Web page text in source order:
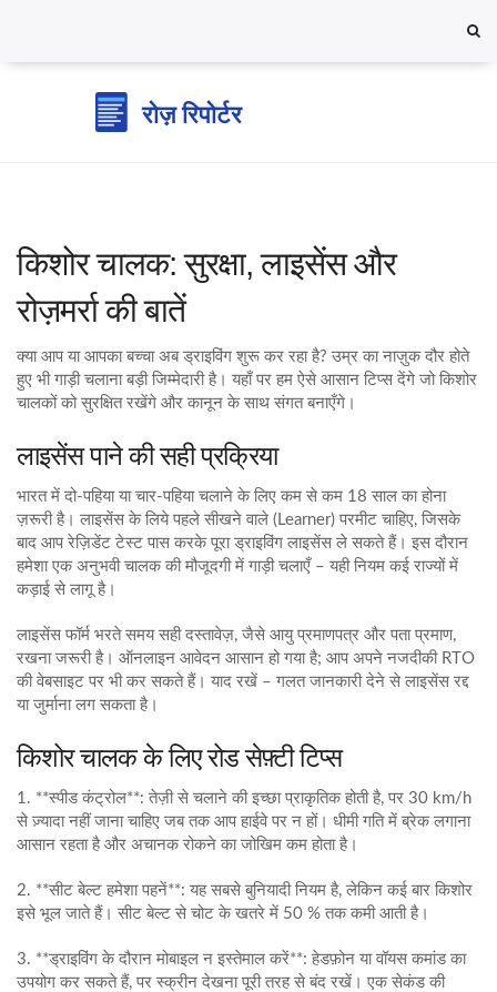
किशोर चालक: सुरक्षा, लाइसेंस और
रोज़मर्रा की बातें
क्या आप या आपका बच्चा अब ड्राइविंग शुरू कर रहा है? उम्र का नाज़ुक दौर होते
हुए भी गाड़ी चलाना बड़ी जिम्मेदारी है। यहाँ पर हम ऐसे आसान टिप्स देंगे जो किशोर
चालकों को सुरक्षित रखेंगे और कानून के साथ संगत बनाएँगे।
लाइसेंस पाने की सही प्रक्रिया
भारत में दो‑पहिया या चार‑पहिया चलाने के लिए कम से कम 18 साल का होना
ज़रूरी है। लाइसेंस के लिये पहले सीखने वाले (Learner) परमीट चाहिए, जिसके
बाद आप रेज़िडेंट टेस्ट पास करके पूरा ड्राइविंग लाइसेंस ले सकते हैं। इस दौरान
हमेशा एक अनुभवी चालक की मौजूदगी में गाड़ी चलाएँ – यही नियम कई राज्यों में
कड़ाई से लागू है।
लाइसेंस फॉर्म भरते समय सही दस्तावेज़, जैसे आयु प्रमाणपत्र और पता प्रमाण,
रखना जरूरी है। ऑनलाइन आवेदन आसान हो गया है; आप अपने नजदीकी RTO
की वेबसाइट पर भी कर सकते हैं। याद रखें – गलत जानकारी देने से लाइसेंस रद्द
या जुर्माना लग सकता है।
किशोर चालक के लिए रोड सेफ़्टी टिप्स
1. **स्पीड कंट्रोल**: तेज़ी से चलाने की इच्छा प्राकृतिक होती है, पर 30 km/h
से ज़्यादा नहीं जाना चाहिए जब तक आप हाईवे पर न हों। धीमी गति में ब्रेक लगाना
आसान रहता है और अचानक रोकने का जोखिम कम होता है।
2. **सीट बेल्ट हमेशा पहनें**: यह सबसे बुनियादी नियम है, लेकिन कई बार किशोर
इसे भूल जाते हैं। सीट बेल्ट से चोट के खतरे में 50 % तक कमी आती है।
3. **ड्राइविंग के दौरान मोबाइल न इस्तेमाल करें**: हेडफ़ोन या वॉयस कमांड का
उपयोग कर सकते हैं, पर स्क्रीन देखना पूरी तरह से बंद रखें। एक सेकंड की